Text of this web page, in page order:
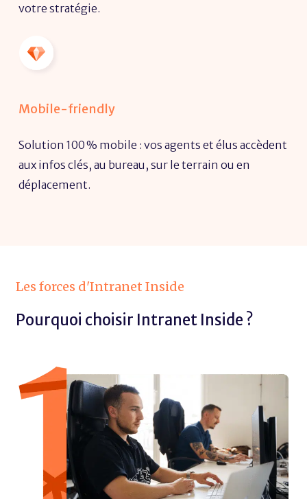
votre stratégie.
Mobile-friendly
Solution 100 % mobile : vos agents et élus accèdent
aux infos clés, au bureau, sur le terrain ou en
déplacement.
Les forces d'Intranet Inside
Pourquoi choisir Intranet Inside ?